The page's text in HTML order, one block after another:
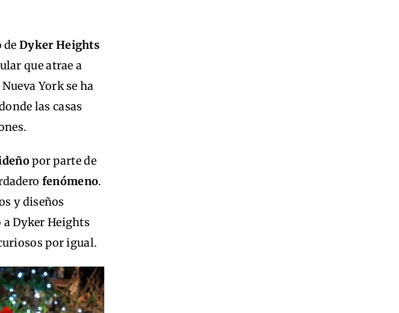
deDyker Heights
que atrae a
York se ha
las casas
por parte de
fenómeno.
y diseños
Dyker Heights
por igual.